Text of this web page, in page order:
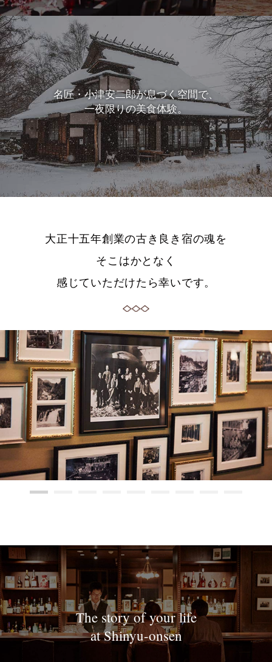
名匠・小津安二郎が息づく空間で、
一夜限りの美食体験。
大正十五年創業の古き良き宿の魂を
そこはかとなく
感じていただけたら幸いです。
The story of your life
at Shinyu-onsen